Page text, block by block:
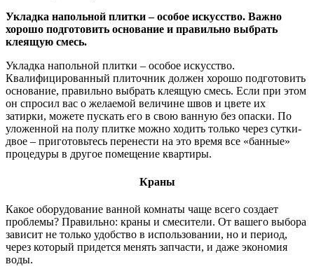
Укладка напольной плитки – особое искусство. Важно
хорошо подготовить основание и правильно выбрать
клеящую смесь.
Укладка напольной плитки – особое искусство.
Квалифицированный плиточник должен хорошо подготовить
основание, правильно выбрать клеящую смесь. Если при этом
он спросил вас о желаемой величине швов и цвете их
затирки, можете пускать его в свою ванную без опаски. По
уложенной на полу плитке можно ходить только через сутки-
двое – приготовьтесь перенести на это время все «банные»
процедуры в другое помещение квартиры.
Краны
Какое оборудование ванной комнаты чаще всего создает
проблемы? Правильно: краны и смесители. От вашего выбора
зависит не только удобство в использовании, но и период,
через который придется менять запчасти, и даже экономия
воды.